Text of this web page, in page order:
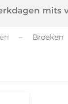
mits
Broeken